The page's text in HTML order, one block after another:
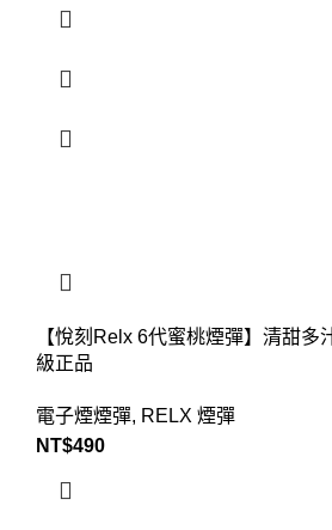
【悅刻Relx 6代蜜桃煙彈】清甜多
級正品
電子煙煙彈, RELX 煙彈
NT$490